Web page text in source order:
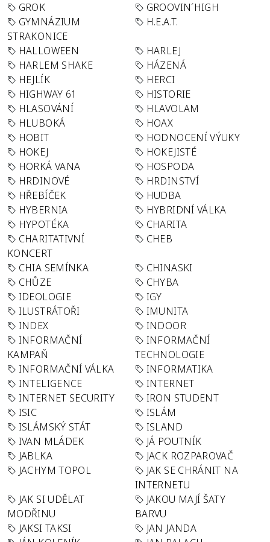
GROK
GROOVIN´HIGH
GYMNÁZIUM
STRAKONICE
H.E.A.T.
HALLOWEEN
HARLEJ
HARLEM SHAKE
HÁZENÁ
HEJLÍK
HERCI
HIGHWAY 61
HISTORIE
HLASOVÁNÍ
HLAVOLAM
HLUBOKÁ
HOAX
HOBIT
HODNOCENÍ VÝUKY
HOKEJ
HOKEJISTÉ
HORKÁ VANA
HOSPODA
HRDINOVÉ
HRDINSTVÍ
HŘEBÍČEK
HUDBA
HYBERNIA
HYBRIDNÍ VÁLKA
HYPOTÉKA
CHARITA
CHARITATIVNÍ
KONCERT
CHEB
CHIA SEMÍNKA
CHINASKI
CHŮZE
CHYBA
IDEOLOGIE
IGY
ILUSTRÁTOŘI
IMUNITA
INDEX
INDOOR
INFORMAČNÍ
KAMPAŇ
INFORMAČNÍ
TECHNOLOGIE
INFORMAČNÍ VÁLKA
INFORMATIKA
INTELIGENCE
INTERNET
INTERNET SECURITY
IRON STUDENT
ISIC
ISLÁM
ISLÁMSKÝ STÁT
ISLAND
IVAN MLÁDEK
JÁ POUTNÍK
JABLKA
JACK ROZPAROVAČ
JACHYM TOPOL
JAK SE CHRÁNIT NA
INTERNETU
JAK SI UDĚLAT
MODŘINU
JAKOU MAJÍ ŠATY
BARVU
JAKSI TAKSI
JAN JANDA